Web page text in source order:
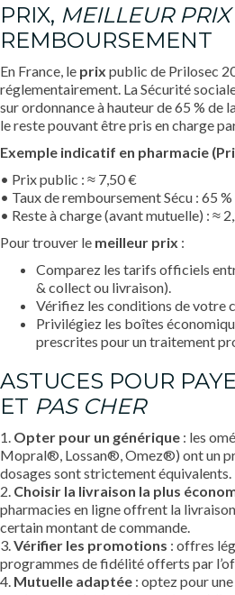
PRIX, MEILLEUR PRIX
REMBOURSEMENT
En France, le prix public de Prilosec
réglementairement. La Sécurité
sur ordonnance à hauteur de 65 % de
le reste pouvant être pris en charge
Exemple indicatif en pharmacie
• Prix public : ≈ 7,50 €
• Taux de remboursement Sécu : 65
• Reste à charge (avant mutuelle) : ≈
Pour trouver le meilleur prix :
Comparez les tarifs officiels
& collect ou livraison).
Vérifiez les conditions de votre
Privilégiez les boîtes
prescrites pour un traitement
ASTUCES POUR
ET PAS CHER
1. Opter pour un générique : les
Mopral®, Lossan®, Omez®) ont un
dosages sont strictement équivalents.
2. Choisir la livraison la plus
pharmacies en ligne offrent la
certain montant de commande.
3.Vérifier les promotions : offres
programmes de fidélité offerts par
4. Mutuelle adaptée : optez pour